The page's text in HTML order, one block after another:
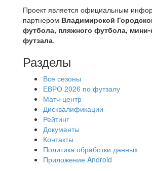
Проект является официальным
партнером Владимирской
футбола, пляжного футбола,
футзала.
Разделы
Все сезоны
ЕВРО 2026 по футзалу
Матч-центр
Дисквалификации
Рейтинг
Документы
Контакты
Политика обработки данных
Приложение Android